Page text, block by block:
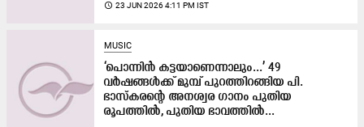
access_time 23 JUN 2026 4:11 PM IST
MUSIC
‘പൊന്നിൻ കട്ടയാണെന്നാലും...’ 49
വ‍ർഷങ്ങൾക്ക് മുമ്പ് പുറത്തിറങ്ങിയ പി.
ഭാസ്കരന്‍റെ അനശ്വര ഗാനം പുതിയ
രൂപത്തിൽ, പുതിയ ഭാവത്തിൽ...